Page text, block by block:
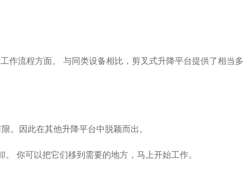
程方面。 与同类设备相比，剪叉式升降平台提供了相当多
。因此在其他升降平台中脱颖而出。
你可以把它们移到需要的地方，马上开始工作。